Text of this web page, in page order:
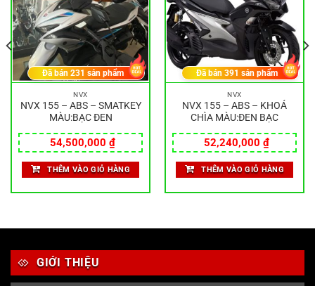
NVX
NVX 155 – ABS – SMATKEY
MÀU:BẠC ĐEN
54,500,000 ₫
Đã bán231 sản phẩm
THÊM VÀO GIỎ HÀNG
NVX
NVX 155 – ABS – KHOÁ
CHÌA MÀU:ĐEN BẠC
52,240,000 ₫
Đã bán391 sản phẩm
THÊM VÀO GIỎ HÀNG
GIỚI THIỆU